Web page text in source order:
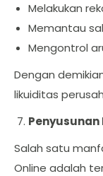
Melakukan
Memantau
Mengontrol
Dengan
likuiditas
Salah satu
Online adalah